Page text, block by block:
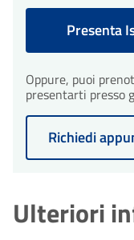
30
giorni
Il
sarà
di
Presenta
Oppure, puoi
presentarti presso
Richiedi
Ulteriori